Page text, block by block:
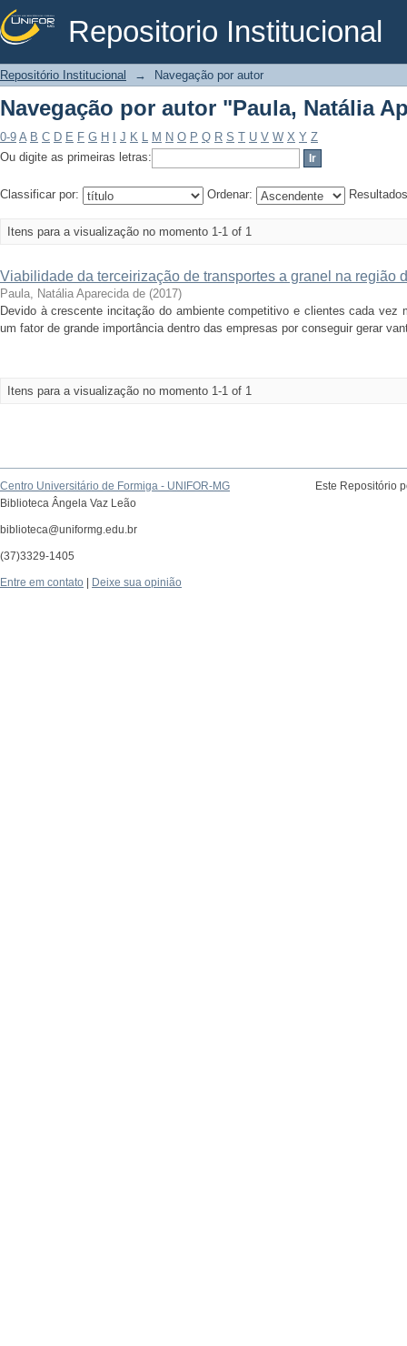
Repositorio Institucional
Navegação por autor "Paula, Natália
Repositório Institucional → Navegação por autor
Navegação por autor "Paula, Natália
0-9 A B C D E F G H J K L M N O P Q R S T U V W X Y Z
Ou digite as primeiras letras:
Classificar por: Ordenar:
Itens para a visualização no momento 1-1 of 1
Viabilidade da terceirização de transportes a granel na região
Paula, Natália Aparecida de (2017)
Devido à crescente incitação do ambiente competitivo e clientes cada
um fator de grande importância dentro das empresas por conseguir gerar
Itens para a visualização no momento 1-1 of 1
Centro Universitário de Formiga - UNIFOR-MG
Biblioteca Ângela Vaz Leão
biblioteca@uniformg.edu.br
(37)3329-1405
Este Repositório
Entre em contato Deixe sua opinião